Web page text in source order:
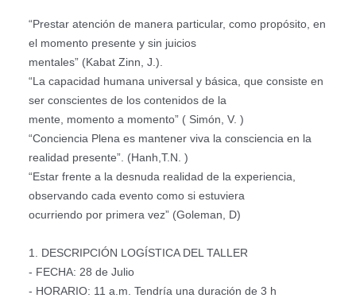
“Prestar atención de manera particular, como propósito, en
el momento presente y sin juicios
mentales” (Kabat Zinn, J.).
“La capacidad humana universal y básica, que consiste en
ser conscientes de los contenidos de la
mente, momento a momento” ( Simón, V. )
“Conciencia Plena es mantener viva la consciencia en la
realidad presente”. (Hanh,T.N. )
“Estar frente a la desnuda realidad de la experiencia,
observando cada evento como si estuviera
ocurriendo por primera vez” (Goleman, D)
1. DESCRIPCIÓN LOGÍSTICA DEL TALLER
- FECHA: 28 de Julio
- HORARIO: 11 a.m. Tendría una duración de 3 h